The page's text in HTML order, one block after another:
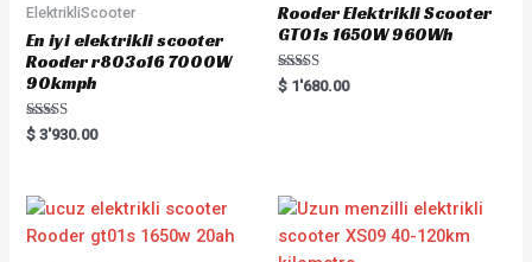
ElektrikliScooter
En iyi elektrikli scooter
Rooder r803o16 7000W
90kmph
Rated
5.00
$ 3'930.00
Rooder Elektrikli Scooter
GT01s 1650W 960Wh
Rated
5.00
$ 1'680.00